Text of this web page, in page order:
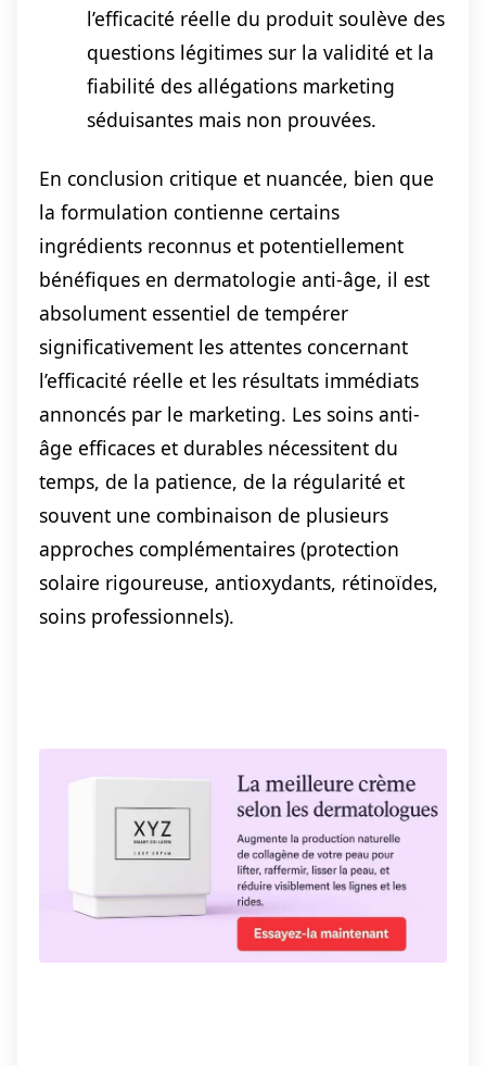
l’efficacité réelle du produit soulève des
questions légitimes sur la validité et la
fiabilité des allégations marketing
séduisantes mais non prouvées.
En conclusion critique et nuancée, bien que
la formulation contienne certains
ingrédients reconnus et potentiellement
bénéfiques en dermatologie anti-âge, il est
absolument essentiel de tempérer
significativement les attentes concernant
l’efficacité réelle et les résultats immédiats
annoncés par le marketing. Les soins anti-
âge efficaces et durables nécessitent du
temps, de la patience, de la régularité et
souvent une combinaison de plusieurs
approches complémentaires (protection
solaire rigoureuse, antioxydants, rétinoïdes,
soins professionnels).